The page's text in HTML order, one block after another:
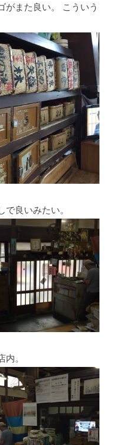
がまた良い。
こういう
で良いみたい。
。